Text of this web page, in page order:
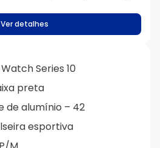
Ver detalhes